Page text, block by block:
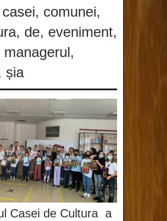
casei, comunei,
, de, eveniment,
managerul,
șia
Casei de Cultura a